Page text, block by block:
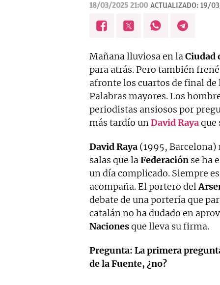
18/03/2025 21:00 ACTUALIZADO: 19/
Mañana lluviosa en la Ciudad
para atrás. Pero también
afronte los cuartos de final
Palabras mayores. Los
periodistas ansiosos por
más tardío un David Rayaque
David Raya (1995, Barcelona)
salas que la Federación se ha
un día complicado. Siempre
acompaña. El portero del
debate de una portería que
catalán no ha dudado en
Nacionesque lleva su firma.
Pregunta: La primera
de la Fuente, ¿no?